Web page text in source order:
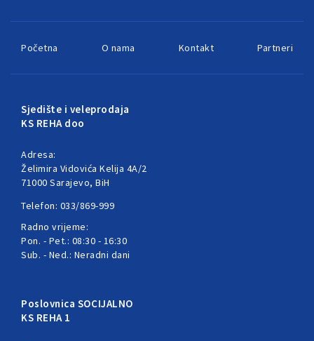
Početna O nama Kontakt Partneri
Sjedište i veleprodaja
KS REHA doo
Adresa:
Želimira Vidovića Kelija 4A/2
71000 Sarajevo, BiH
Telefon: 033/869-999
Radno vrijeme:
Pon. - Pet.: 08:30 - 16:30
Sub. - Ned.: Neradni dani
Poslovnica SOCIJALNO
KS REHA 1